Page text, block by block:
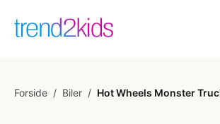
Forside / Biler / Hot Wheels Monster